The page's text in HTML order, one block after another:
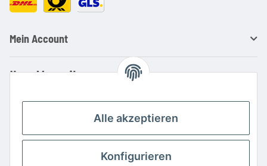
Mein Account
Ihre Vorteile
Kauf auf Rechnung
Große Auswahl an Netzteilen und Ladegeräten
Alle akzeptieren
Konfigurieren